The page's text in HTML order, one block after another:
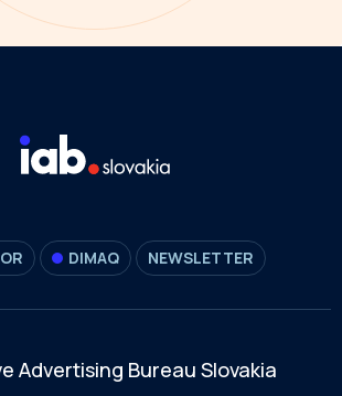
DIMAQ NEWSLETTER
Advertising Bureau Slovakia